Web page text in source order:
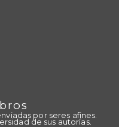
por seres afines.
de sus autorías.